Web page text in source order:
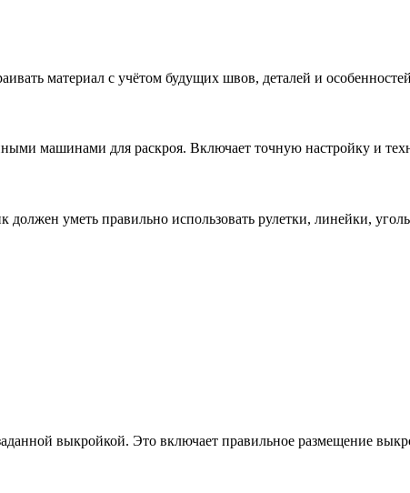
материал с учётом будущих швов, деталей и
машинами для раскроя. Включает точную настройку и
уметь правильно использовать рулетки, линейки,
выкройкой. Это включает правильное размещение